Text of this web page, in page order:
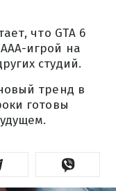
что GTA 6
игрой на
студий.
тренд в
готовы